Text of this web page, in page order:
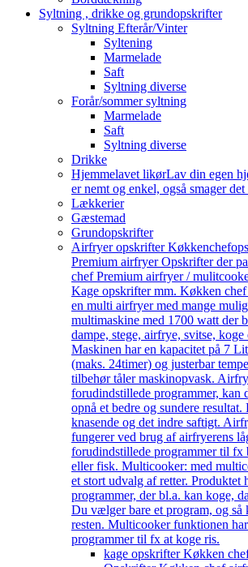
Syltning , drikke og grundopskrifter
Syltning Efterår/Vinter
Syltening
Marmelade
Saft
Syltning diverse
Forår/sommer syltning
Marmelade
Saft
Syltning diverse
Drikke
Hjemmelavet likørLav din egen
er nemt og enkel, også smager
Lækkerier
Gæstemad
Grundopskrifter
Airfryer opskrifter Køkkenchef
Premium airfryer Opskrifter der
chef Premium airfryer /
Kage opskrifter mm. Køkken
en multi airfryer med mange
multimaskine med 1700 watt der
dampe, stege, airfrye, svitse,
Maskinen har en kapacitet på 7
(maks. 24timer) og justerbar
tilbehør tåler maskinopvask.
forudindstillede programmer, kan
opnå et bedre og sundere
knasende og det indre saftigt.
fungerer ved brug af airfryerens
forudindstillede programmer til fx
eller fisk. Multicooker: med
et stort udvalg af retter. Produktet
programmer, der bl.a. kan koge,
Du vælger bare et program, og så
resten. Multicooker funktionen
programmer til fx at koge ris.
kage opskrifter Køkken